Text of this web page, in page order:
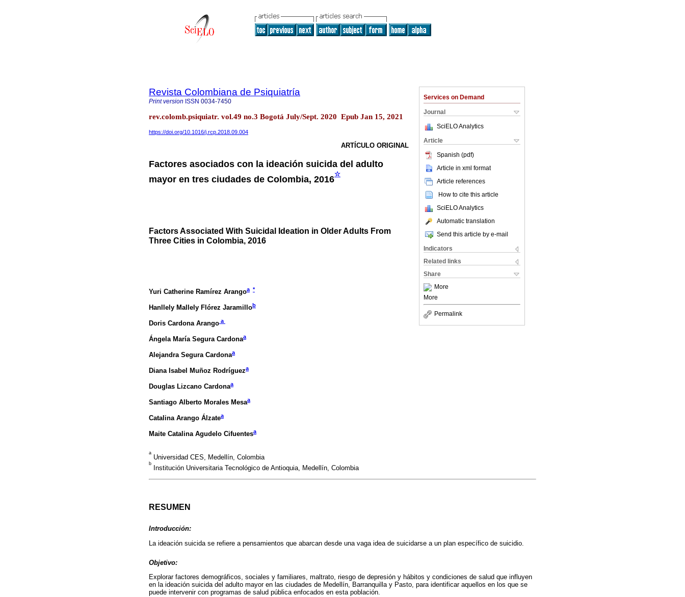
Services on Demand
Journal
SciELO Analytics
Article
Spanish (pdf)
Article in xml format
Article references
How to cite this article
SciELO Analytics
Automatic translation
Send this article by e-mail
Indicators
Related links
Share
More
More
Permalink
Revista Colombiana de Psiquiatría
Print version ISSN 0034-7450
rev.colomb.psiquiatr. vol.49 no.3 Bogotá July/Sept. 2020 Epub Jan 15, 2021
https://doi.org/10.1016/j.rcp.2018.09.004
ARTÍCULO ORIGINAL
Factores asociados con la ideación suicida del adulto
mayor en tres ciudades de Colombia, 2016
☆
Factors Associated With Suicidal Ideation in Older Adults From
Three Cities in Colombia, 2016
Yuri Catherine Ramírez Arangoa *
Hanllely Mallely Flórez Jaramillob
Doris Cardona Arango a
Ángela María Segura Cardonaa
Alejandra Segura Cardonaa
Diana Isabel Muñoz Rodrígueza
Douglas Lizcano Cardonaa
Santiago Alberto Morales Mesaa
Catalina Arango Álzatea
Maite Catalina Agudelo Cifuentesa
a
Universidad CES, Medellín, Colombia
b
Institución Universitaria Tecnológico de Antioquia, Medellín, Colombia
RESUMEN
Introducción:
La ideación suicida se refiere a pensamientos que abarcan desde una vaga idea de suicidarse a un plan específico de suicidio.
Objetivo:
Explorar factores demográficos, sociales y familiares, maltrato, riesgo de depresión y hábitos y condiciones de salud que influyen
en la ideación suicida del adulto mayor en las ciudades de Medellín, Barranquilla y Pasto, para identificar aquellos en los que se
puede intervenir con programas de salud pública enfocados en esta población.